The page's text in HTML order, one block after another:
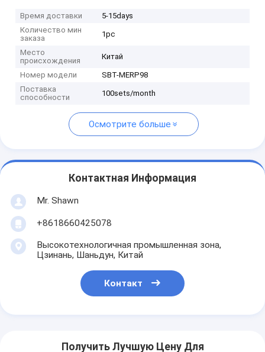
Время доставки
5-15days
Количество мин
заказа
1pc
Место
происхождения
Китай
Номер модели
SBT-MERP98
Поставка
способности
100sets/month
Осмотрите больше
Контактная Информация
Mr. Shawn
+8618660425078
Высокотехнологичная промышленная зона,
Цзинань, Шаньдун, Китай
Контакт
Получить Лучшую Цену Для